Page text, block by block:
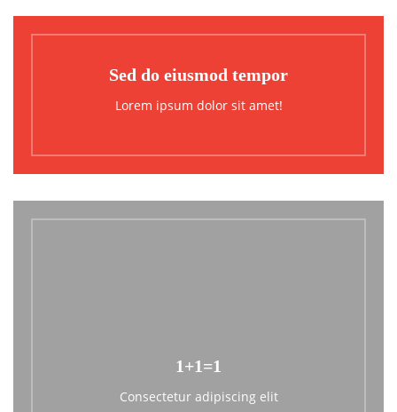
Sed do eiusmod tempor
Lorem ipsum dolor sit amet!
1+1=1
Consectetur adipiscing elit